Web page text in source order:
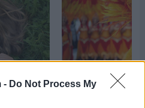
- Do Not Process My